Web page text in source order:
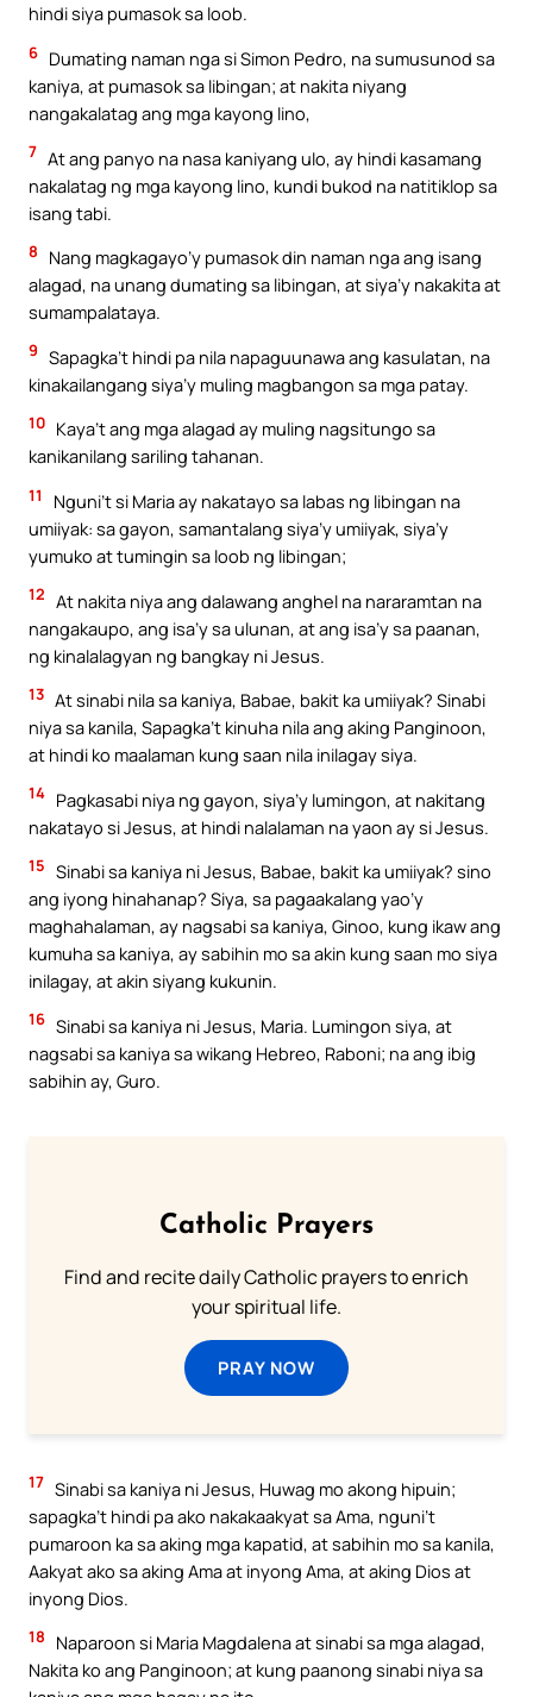
hindi siya pumasok sa loob.
6 Dumating naman nga si Simon Pedro, na sumusunod sa
kaniya, at pumasok sa libingan; at nakita niyang
nangakalatag ang mga kayong lino,
7 At ang panyo na nasa kaniyang ulo, ay hindi kasamang
nakalatag ng mga kayong lino, kundi bukod na natitiklop sa
isang tabi.
8
Nang magkagayo’y pumasok din naman nga ang isang
alagad, na unang dumating sa libingan, at siya’y nakakita at
sumampalataya.
9 Sapagka’t hindi pa nila napaguunawa ang kasulatan, na
kinakailangang siya’y muling magbangon sa mga patay.
10 Kaya’t ang mga alagad ay muling nagsitungo sa
kanikanilang sariling tahanan.
11
Nguni’t si Maria ay nakatayo sa labas ng libingan na
umiiyak: sa gayon, samantalang siya’y umiiyak, siya’y
yumuko at tumingin sa loob ng libingan;
12 At nakita niya ang dalawang anghel na nararamtan na
nangakaupo, ang isa’y sa ulunan, at ang isa’y sa paanan,
ng kinalalagyan ng bangkay ni Jesus.
13 At sinabi nila sa kaniya, Babae, bakit ka umiiyak? Sinabi
niya sa kanila, Sapagka’t kinuha nila ang aking Panginoon,
at hindi ko maalaman kung saan nila inilagay siya.
14 Pagkasabi niya ng gayon, siya’y lumingon, at nakitang
nakatayo si Jesus, at hindi nalalaman na yaon ay si Jesus.
15 Sinabi sa kaniya ni Jesus, Babae, bakit ka umiiyak? sino
ang iyong hinahanap? Siya, sa pagaakalang yao’y
maghahalaman, ay nagsabi sa kaniya, Ginoo, kung ikaw ang
kumuha sa kaniya, ay sabihin mo sa akin kung saan mo siya
inilagay, at akin siyang kukunin.
16 Sinabi sa kaniya ni Jesus, Maria. Lumingon siya, at
nagsabi sa kaniya sa wikang Hebreo, Raboni; na ang ibig
sabihin ay, Guro.
Catholic Prayers
Find and recite daily Catholic prayers to enrich
your spiritual life.
PRAY NOW
17 Sinabi sa kaniya ni Jesus, Huwag mo akong hipuin;
sapagka’t hindi pa ako nakakaakyat sa Ama, nguni’t
pumaroon ka sa aking mga kapatid, at sabihin mo sa kanila,
Aakyat ako sa aking Ama at inyong Ama, at aking Dios at
inyong Dios.
18
Naparoon si Maria Magdalena at sinabi sa mga alagad,
Nakita ko ang Panginoon; at kung paanong sinabi niya sa